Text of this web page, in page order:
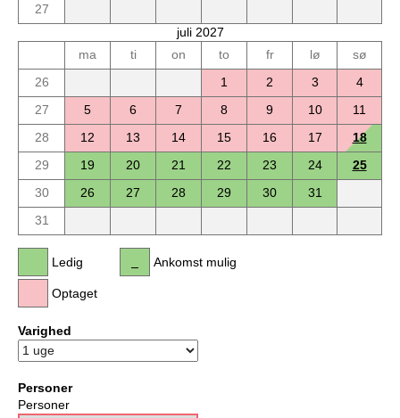
27
juli 2027
ma
ti on to fr lø
sø
26
1 2 3
4
27
5 6 7 8 9 10
11
28
12 13 14 15 16 17
18
29
19 20 21 22 23 24
25
30
26 27 28 29 30
31
31
Ledig
Optaget
Ankomst mulig
Varighed
Personer
Personer